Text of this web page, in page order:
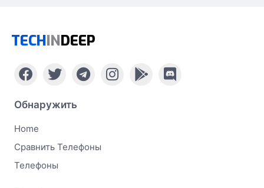
TECHINDEEP
Обнаружить
Home
Сравнить Телефоны
Телефоны